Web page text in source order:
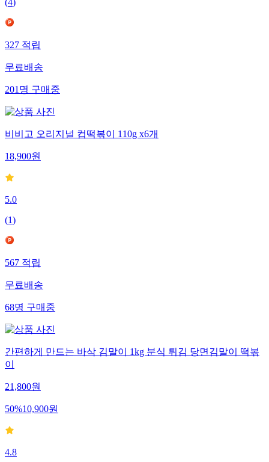
(4)
327적립
무료배송
201명구매중
비비고 오리지널 컵떡볶이 110g x6개
18,900원
5.0
(1)
567적립
무료배송
68명구매중
간편하게 만드는 바삭 김말이 1kg 분식 튀김 당면김말이 떡볶
이
21,800원
50%10,900원
4.8